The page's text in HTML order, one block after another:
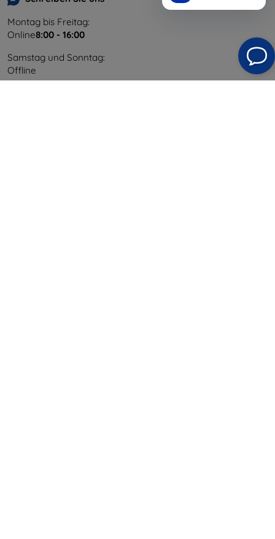
Montag bis Freitag:
Online8:00 - 16:00
Samstag und Sonntag:
Offline